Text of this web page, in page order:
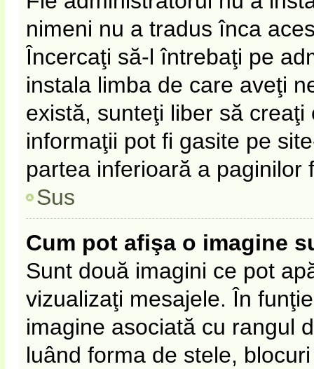
nimeni nu a tradus înca
Încercaţi să-l întrebaţi pe
instala limba de care aveţi
există, sunteţi liber să
informaţii pot fi gasite pe
partea inferioară a paginilor
Sus
Cum pot afişa o imagine
Sunt două imagini ce pot
vizualizaţi mesajele. În
imagine asociată cu rangul
luând forma de stele,